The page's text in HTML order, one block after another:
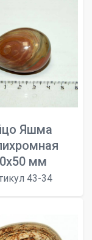
Яшма
мм
43-34